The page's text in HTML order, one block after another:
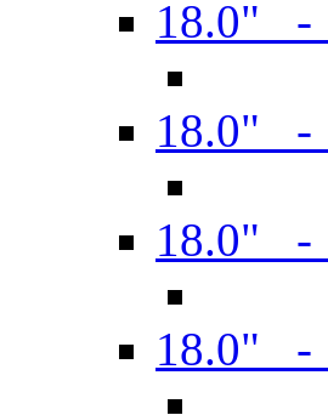
18.0" -
18.0" -
18.0" -
18.0" -